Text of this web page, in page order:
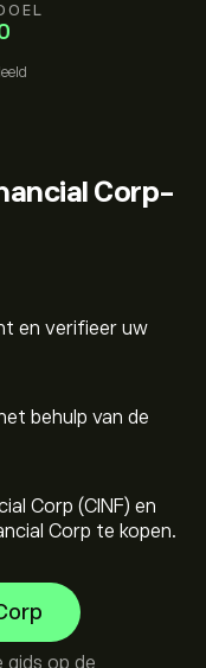
Corp-
en verifieer uw
behulp van de
Corp (CINF) en
Corp te kopen.
gids op de